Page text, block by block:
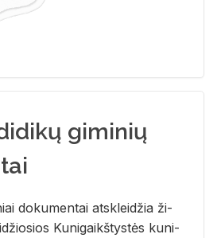
giminių
do­ku­men­tai at­sklei­džia ži­
Ku­ni­gaikš­tys­tės ku­ni­